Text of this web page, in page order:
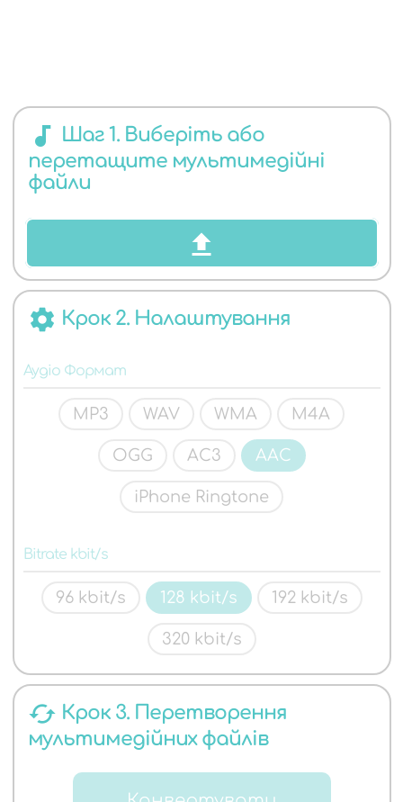
АУДІО
ФОРМАТІВ
audiotrack Шаг 1. Виберіть або
перетащите мультимедійні
файли
settings Крок 2. Налаштування
Аудіо Формат
MP3 WAV WMA M4A
OGG AC3 AAC
iPhone Ringtone
Bitrate kbit/s
96 kbit/s 128 kbit/s 192 kbit/s
320 kbit/s
cached Крок 3. Перетворення
мультимедійних файлів